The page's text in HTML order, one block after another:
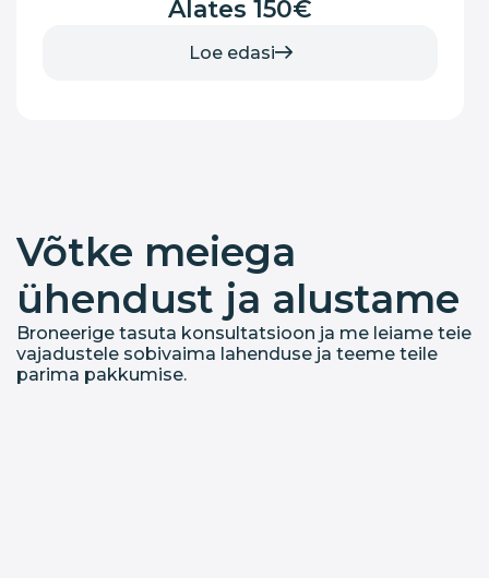
Alates 150€
Loe edasi
Võtke meiega
ühendust ja alustame
Broneerige tasuta konsultatsioon ja me leiame teie
vajadustele sobivaima lahenduse ja teeme teile
parima pakkumise.